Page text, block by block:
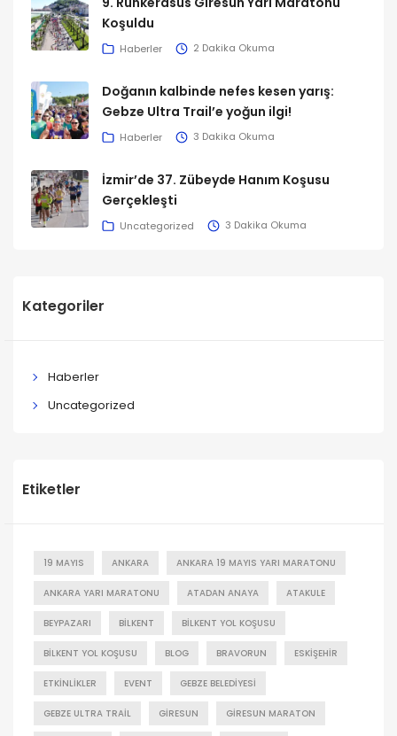
Koşuldu
Haberler 2 Dakika Okuma
Doğanın kalbinde nefes kesen yarış:
Gebze Ultra Trail’e yoğun ilgi!
Haberler 3 Dakika Okuma
İzmir’de 37. Zübeyde Hanım Koşusu
Gerçekleşti
Uncategorized 3 Dakika Okuma
Kategoriler
Haberler
Uncategorized
Etiketler
19 MAYIS ANKARA ANKARA 19 MAYIS YARI MARATONU
ANKARA YARI MARATONU ATADAN ANAYA ATAKULE
BEYPAZARI BILKENT BILKENT YOL KOŞUSU
BILKENT YOL KOŞUSU BLOG BRAVORUN ESKIŞEHIR
ETKINLIKLER EVENT GEBZE BELEDIYESI
GEBZE ULTRA TRAIL GIRESUN GIRESUN MARATON